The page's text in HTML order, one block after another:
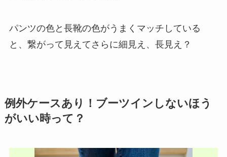
パンツの色と長靴の色がうまくマッチしている
と、繋がって見えてさらに細見え、長見え？
例外ケースあり！ブーツインしないほう
がいい時って？